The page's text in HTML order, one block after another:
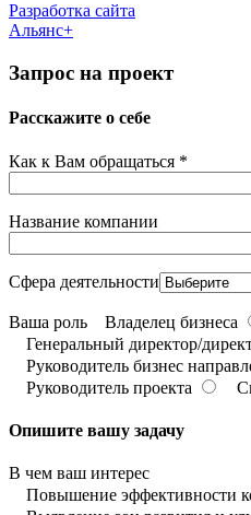
Разработка сайта
Альянс+
Запрос на проект
Расскажите о себе
Как к Вам обращаться *
Название компании
Сфера деятельности
Ваша роль
Владелец бизнеса
Генеральный директор/
Руководитель бизнес
Руководитель проекта
Опишите вашу задачу
В чем ваш интерес
Повышение эффективности